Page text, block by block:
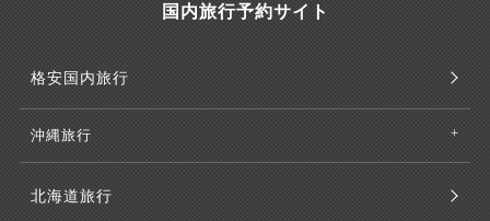
国内旅行予約サイト
格安国内旅行
沖縄旅行
北海道旅行